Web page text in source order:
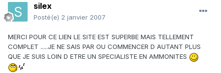
silex
Posté(e) 2 janvier 2007
MERCI POUR CE LIEN LE SITE EST SUPERBE MAIS TELLEMENT
COMPLET .....JE NE SAIS PAR OU COMMENCER D AUTANT PLUS
QUE JE SUIS LOIN D ETRE UN SPECIALISTE EN AMMONITES